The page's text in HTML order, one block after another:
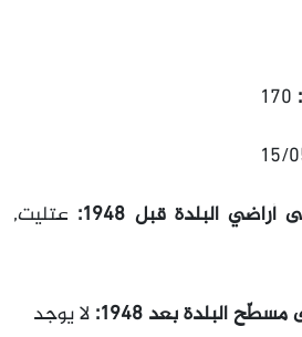
البلدة قبل 1948:
عتليت,
البلدة بعد 1948:
لا يوجد